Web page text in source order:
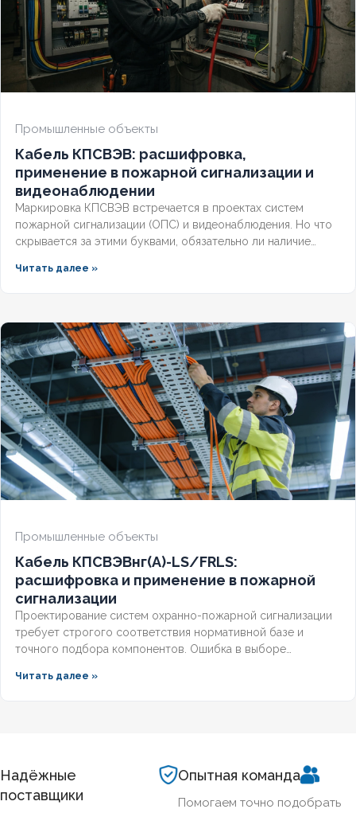
Промышленные объекты
Кабель КПСВЭВ: расшифровка,
применение в пожарной сигнализации и
видеонаблюдении
Маркировка КПСВЭВ встречается в проектах систем
пожарной сигнализации (ОПС) и видеонаблюдения. Но что
скрывается за этими буквами, обязательно ли наличие
требованиям СП и ГОСТ? Разберём полную расшифровку,
Читать далее »
Промышленные объекты
Кабель КПСВЭВнг(А)-LS/FRLS:
расшифровка и применение в пожарной
сигнализации
Проектирование систем охранно-пожарной сигнализации
требует строгого соответствия нормативной базе и
точного подбора компонентов. Ошибка в выборе
задымлении или массовым ложным срабатываниям из-за
Читать далее »
Надёжные
поставщики
Опытная команда
Помогаем точно подобрать